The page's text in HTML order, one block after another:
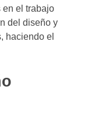
en el trabajo
del diseño y
haciendo el